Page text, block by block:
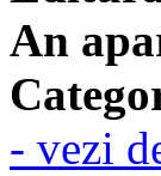
An
- vezi